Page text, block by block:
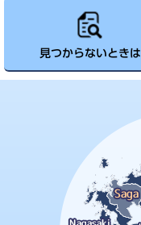
見つからないときは